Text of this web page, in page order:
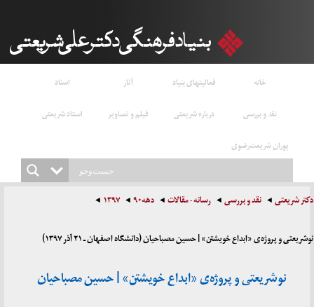
خانه فعالیتهای بنیاد آثار
اسناد
نقد و بررسی
درباره شریعتی فیلم و تصاویر
استاد شریعتی
پوران شریعت‌رضوی
دکتر شریعتی نقد و بررسی رسانه - مقالات دهه۹۰ ۱۳۹۷
نوشریعتی و پروژه‌ی «ابداع خویشتن» | حسین مصباحیان (دانشگاه اصفهان ـ ۲۱ آذر ۱۳۹۷)
نوشریعتی و پروژه‌ی «ابداع خویشتن» | حسین مصباحیان